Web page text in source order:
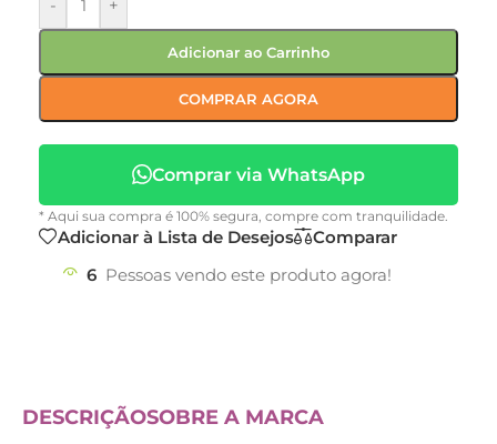
- +
Adicionar ao Carrinho
COMPRAR AGORA
Comprar via WhatsApp
* Aqui sua compra é 100% segura, compre com tranquilidade.
Adicionar à Lista de Desejos
Comparar
6 Pessoas vendo este produto agora!
DESCRIÇÃOSOBRE A MARCA